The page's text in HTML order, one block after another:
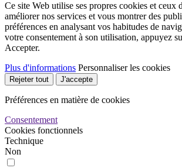
Ce site Web utilise ses propres cookies et ceux
améliorer nos services et vous montrer des
préférences en analysant vos habitudes de
votre consentement à son utilisation, appuyez
Accepter.
Plus d'informations Personnaliser les cookies
Rejeter tout J'accepte
Préférences en matière de cookies
Consentement
Cookies fonctionnels
Technique
Non